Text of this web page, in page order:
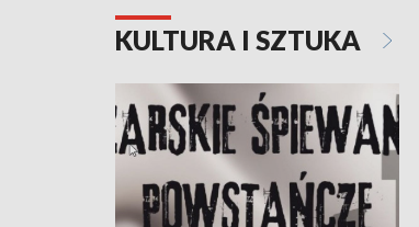
KULTURA I SZTUKA